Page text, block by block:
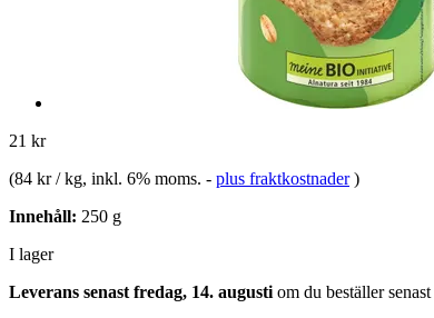
21 kr
(84 kr / kg, inkl. 6% moms. - plus fraktkostnader )
Innehåll: 250 g
I lager
Leverans senast fredag, 14. augusti om du beställer senast